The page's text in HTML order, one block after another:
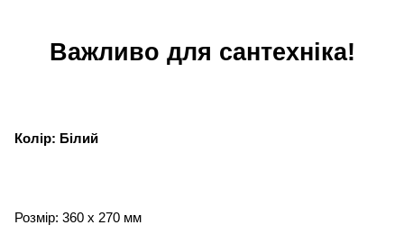
Важливо для сантехніка!
Колір: Білий
Розмір: 360 x 270 мм